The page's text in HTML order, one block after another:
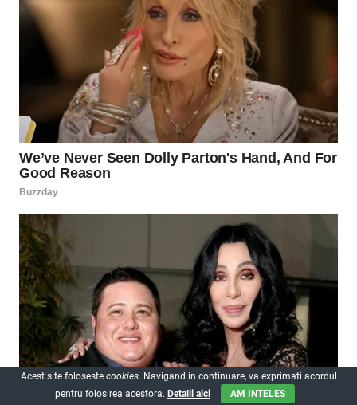
Acest site foloseste cookies. Navigand in continuare, va exprimati acordul
pentru folosirea acestora. Detalii aici AM INTELES